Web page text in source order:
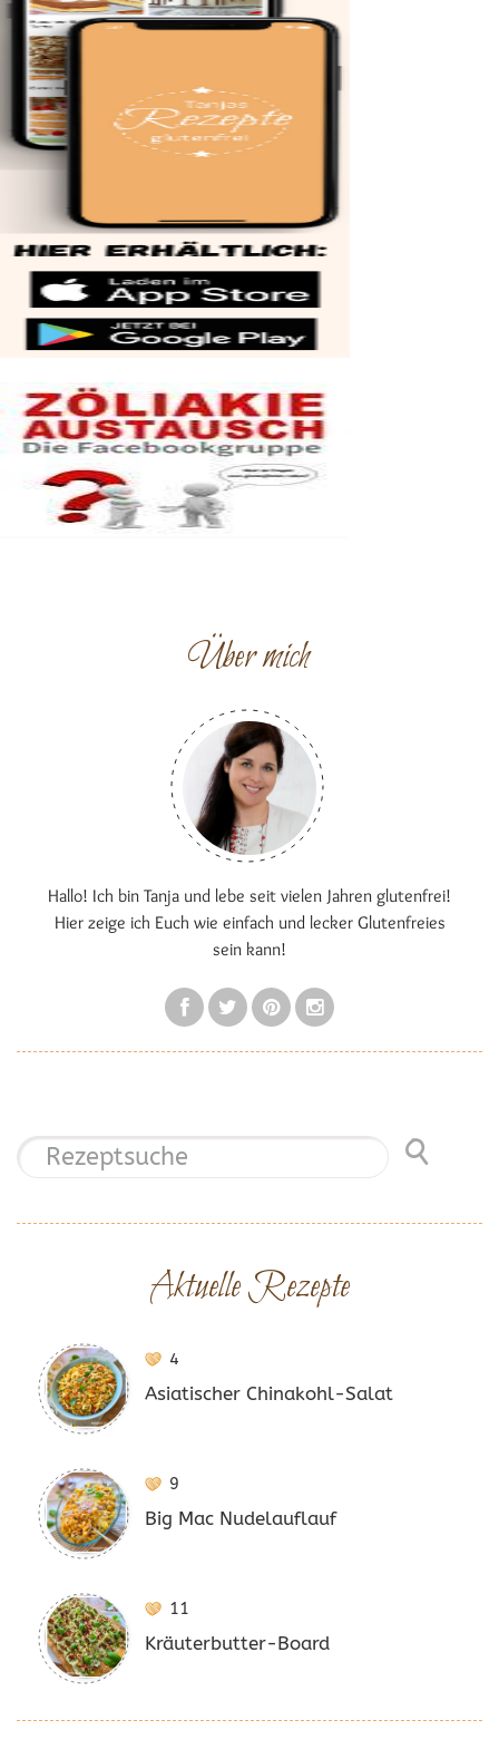
Über mich
Hallo! Ich bin Tanja und lebe seit vielen Jahren glutenfrei!
Hier zeige ich Euch wie einfach und lecker Glutenfreies
sein kann!
Aktuelle Rezepte
4
Asiatischer Chinakohl-Salat
9
Big Mac Nudelauflauf
11
Kräuterbutter-Board